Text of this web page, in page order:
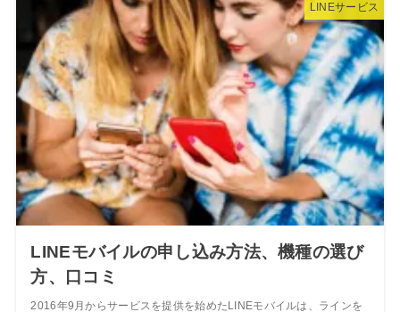
LINEサービス
LINEモバイルの申し込み方法、機種の選び
方、口コミ
2016年9月からサービスを提供を始めたLINEモバイルは、ラインを